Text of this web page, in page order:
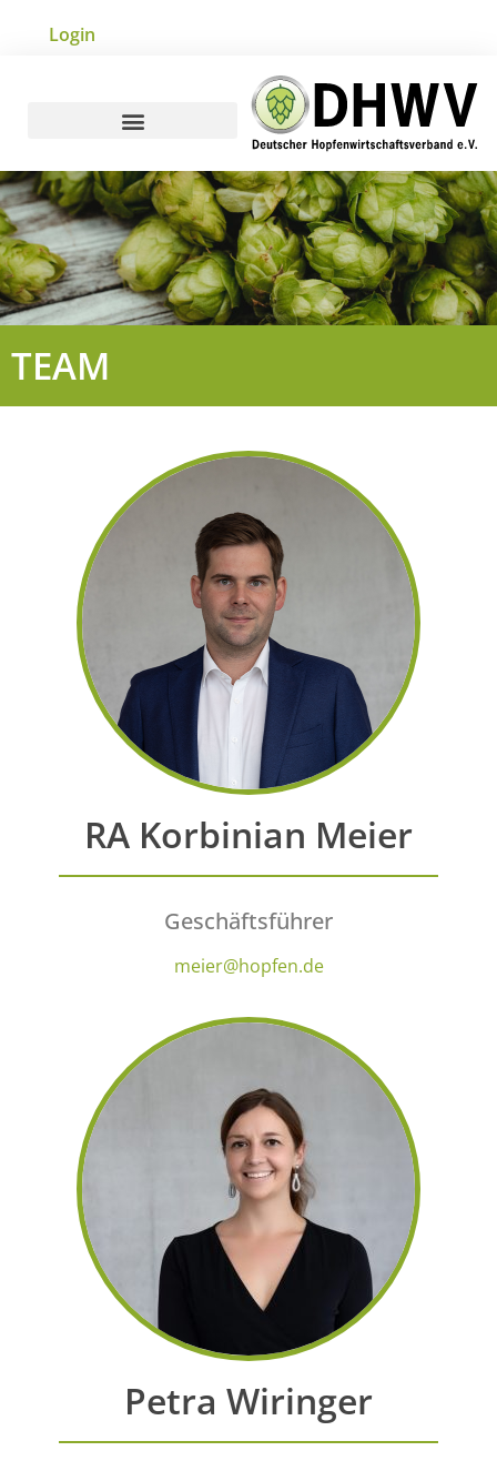
Login
TEAM
RA Korbinian Meier
Geschäftsführer
meier@hopfen.de
Petra Wiringer